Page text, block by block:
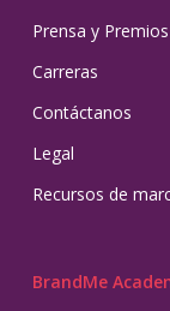
Prensa y
Carreras
Contáctanos
Legal
Recursos de
BrandMe